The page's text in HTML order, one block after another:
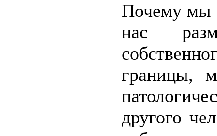
Почему мы
нас
границы,
другого